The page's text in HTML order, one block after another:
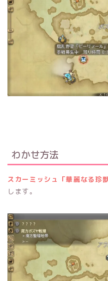
わかせ方法
スカーミッシュ「華麗なる珍
します。